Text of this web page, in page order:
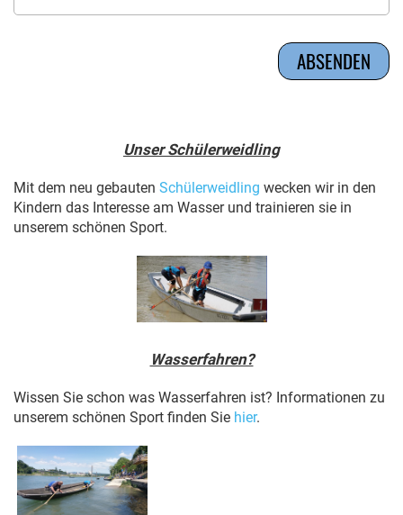
Unser Schülerweidling
Mit dem neu gebauten Schülerweidling wecken wir in den
Kindern das Interesse am Wasser und trainieren sie in
unserem schönen Sport.
Wasserfahren?
Wissen Sie schon was Wasserfahren ist? Informationen zu
unserem schönen Sport finden Sie hier.